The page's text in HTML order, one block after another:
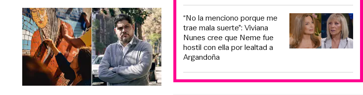
“No la menciono porque me
trae mala suerte”: Viviana
Nunes cree que Neme fue
hostil con ella por lealtad a
Argandoña